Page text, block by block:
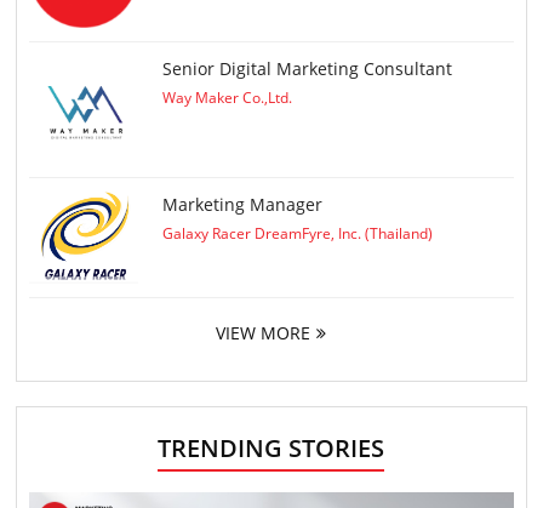
Senior Digital Marketing Consultant
Way Maker Co.,Ltd.
Marketing Manager
Galaxy Racer DreamFyre, Inc. (Thailand)
VIEW MORE
TRENDING STORIES